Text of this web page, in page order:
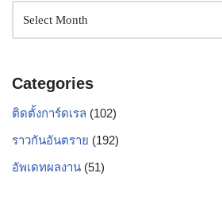
Categories
ติดตั้งการ์ดเรล (102)
ราวกันอันตราย (192)
อัพเดทผลงาน (51)